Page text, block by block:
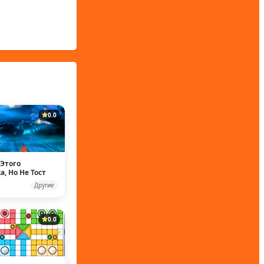
0.0
Но Не Тост
Другие
0.0